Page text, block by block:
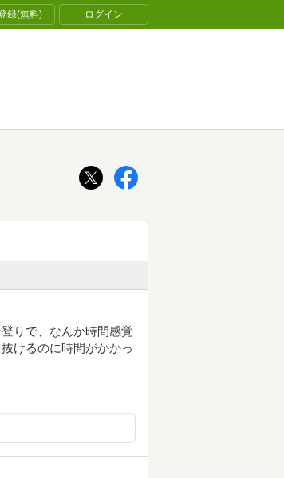
録(無料) ログイン
りで、なんか時間感覚
けるのに時間がかかっ